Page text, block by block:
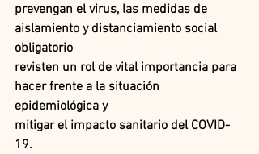
prevengan el virus, las medidas de
aislamiento y distanciamiento social
obligatorio
revisten un rol de vital importancia para
hacer frente a la situación
epidemiológica y
mitigar el impacto sanitario del COVID-
19.